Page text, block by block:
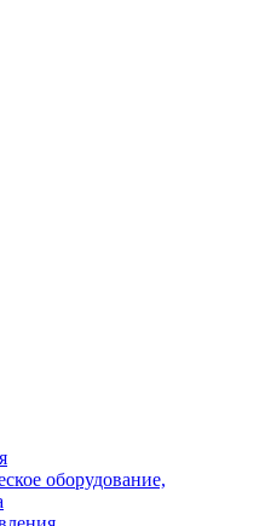
оборудование,